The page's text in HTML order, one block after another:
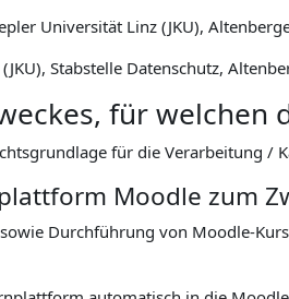
Universität Linz (JKU),
Stabstelle Datenschutz,
für welchen
für die Verarbeitung /
Moodle zum
Durchführung von Moodle-